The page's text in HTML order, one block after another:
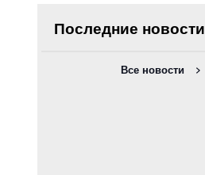
Последние новости
Все новости